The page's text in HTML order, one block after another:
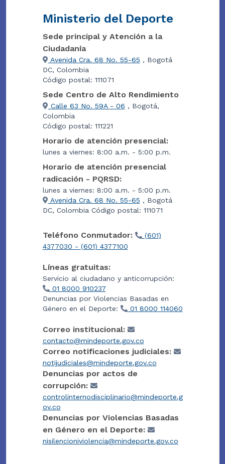
Ministerio del Deporte
Sede principal y Atención a la
Ciudadanía
Avenida Cra. 68 No. 55-65 , Bogotá
DC, Colombia
Código postal: 111071
Sede Centro de Alto Rendimiento
Calle 63 No. 59A - 06 , Bogotá,
Colombia
Código postal: 111221
Horario de atención presencial:
lunes a viernes: 8:00 a.m. - 5:00 p.m.
Horario de atención presencial
radicación - PQRSD:
lunes a viernes: 8:00 a.m. - 5:00 p.m.
Avenida Cra. 68 No. 55-65 , Bogotá
DC, Colombia Código postal: 111071
Teléfono Conmutador:
(601)
4377030 - (601) 4377100
Líneas gratuitas:
Servicio al ciudadano y anticorrupción:
01 8000 910237
Denuncias por Violencias Basadas en
Género en el Deporte:
01 8000 114060
Correo institucional:
contacto@mindeporte.gov.co
Correo notificaciones judiciales:
notijudiciales@mindeporte.gov.co
Denuncias por actos de
corrupción:
controlinternodisciplinario@mindeporte.g
ov.co
Denuncias por Violencias Basadas
en Género en el Deporte:
nisilencioniviolencia@mindeporte.gov.co